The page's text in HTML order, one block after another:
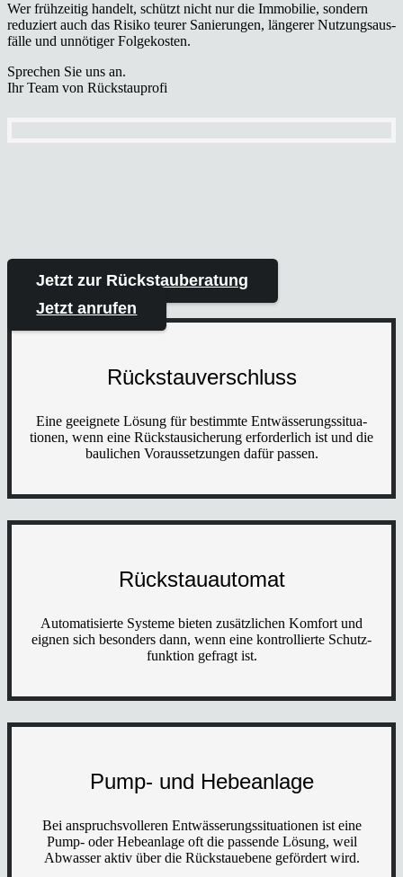
Wer früh­zei­tig han­delt, schützt nicht nur die Immo­bi­lie, son­dern
redu­ziert auch das Risi­ko teu­rer Sanie­run­gen, län­ge­rer Nut­zungs­aus­
fäl­le und unnö­ti­ger Fol­ge­kos­ten.
Spre­chen Sie uns an.
IhrTeam von Rück­stau­pro­fi
Jetzt zur Rück­stau­be­ra­tung
Jetzt anru­fen
Rück­stau­ver­schluss
Eine geeig­ne­te Lösung für bestimm­te Ent­wäs­se­rungs­si­tua­
tio­nen, wenn eine Rück­stau­si­che­rung erfor­der­lich ist und die
bau­li­chen Vor­aus­set­zun­gen dafür pas­sen.
Rück­stau­au­to­mat
Auto­ma­ti­sier­te Sys­te­me bie­ten zusätz­li­chen Kom­fort und
eig­nen sich beson­ders dann, wenn eine kon­trol­lier­te Schutz­
funk­ti­on gefragt ist.
Pump- und Hebe­an­la­ge
Bei anspruchs­vol­le­ren Ent­wäs­se­rungs­si­tua­tio­nen ist eine
Pump- oder Hebe­an­la­ge oft die pas­sen­de Lösung, weil
Abwas­ser aktiv über die Rück­stau­ebe­ne geför­dert wird.